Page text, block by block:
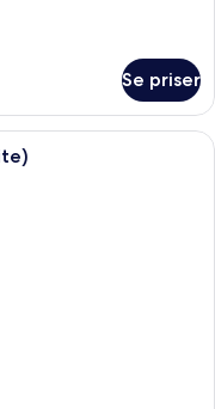
Se priser
sovrum med en stor